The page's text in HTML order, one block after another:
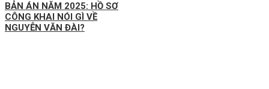
BẢN ÁN NĂM 2025: HỒ SƠ
CÔNG KHAI NÓI GÌ VỀ
NGUYỄN VĂN ĐÀI?